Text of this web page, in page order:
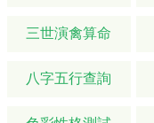
三世演禽算命
八字五行查詢